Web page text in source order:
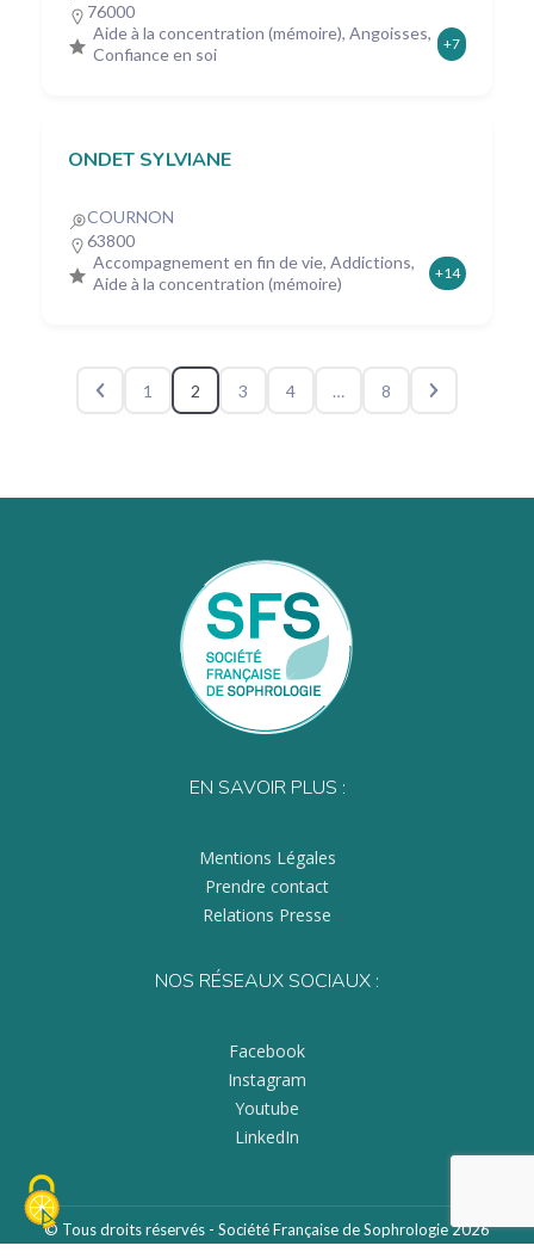
76000
Aide à la concentration (mémoire), Angoisses,
Confiance en soi
+7
ONDET SYLVIANE
COURNON
63800
Accompagnement en fin de vie, Addictions,
Aide à la concentration (mémoire)
+14
1 2 3 4 … 8
EN SAVOIR PLUS :
Mentions Légales
Prendre contact
Relations Presse
NOS RÉSEAUX SOCIAUX :
Facebook
Instagram
Youtube
LinkedIn
© Tous droits réservés - Société Française de Sophrologie 2026